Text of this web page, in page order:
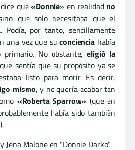
que«Donnie» en realidad no
que solo necesitaba que el
Podía, por tanto, sencillamente
una vez que suconciencia había
No obstante, eligió la
sentía que su propósito ya se
listo para morir. Es decir,
mismo, y no quería acabar tan
«Roberta Sparrow» (que en
había sido también
).